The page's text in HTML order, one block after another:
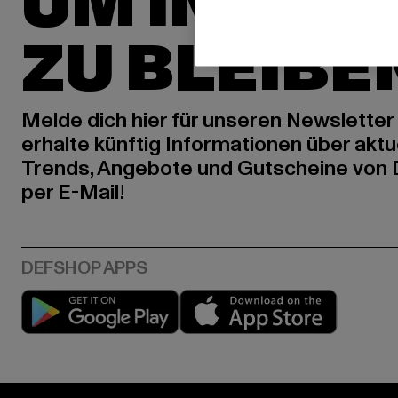
ZU
Melde dich hier für unseren Newsletter
erhalte künftig Informationen über
Trends, Angebote und Gutscheine von
per E-Mail!
Play market